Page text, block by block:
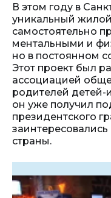
В этом году в
уникальный
самостоятельно
ментальными и
но в постоянном
Этот проект был
ассоциацией
родителей
он уже получил
президентского
страны.